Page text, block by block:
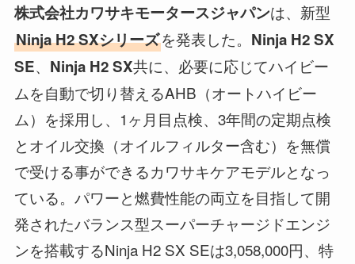
株式会社カワサキモータースジャパンは、新型
Ninja H2 SXシリーズを発表した。 Ninja H2 SX
SE、 Ninja H2 SX共に、必要に応じてハイビー
ムを自動で切り替えるAHB（オートハイビー
ム）を採用し、1ヶ月目点検、3年間の定期点検
とオイル交換（オイルフィルター含む）を無償
で受ける事ができるカワサキケアモデルとなっ
ている。パワーと燃費性能の両立を目指して開
発されたバランス型スーパーチャージドエンジ
ンを搭載するNinja H2 SX SEは3,058,000円、特